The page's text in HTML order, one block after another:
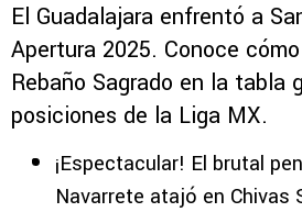
El Guadalajara enfrentó a
Apertura 2025. Conoce
Rebaño Sagrado en la tabla
posiciones de la Liga MX.
¡Espectacular! El brutal
Navarrete atajó en Chivas